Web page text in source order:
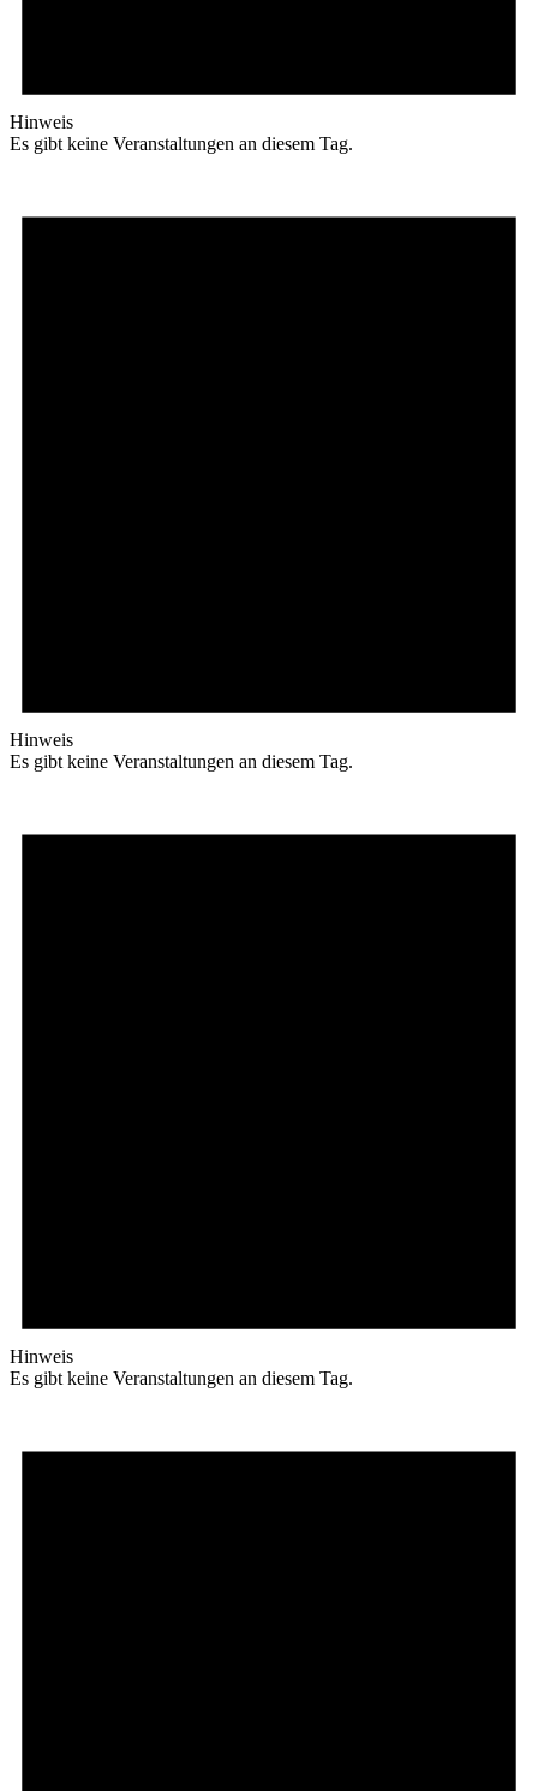
Hinweis
Es gibt keine Veranstaltungen an diesem Tag.
Hinweis
Es gibt keine Veranstaltungen an diesem Tag.
Hinweis
Es gibt keine Veranstaltungen an diesem Tag.